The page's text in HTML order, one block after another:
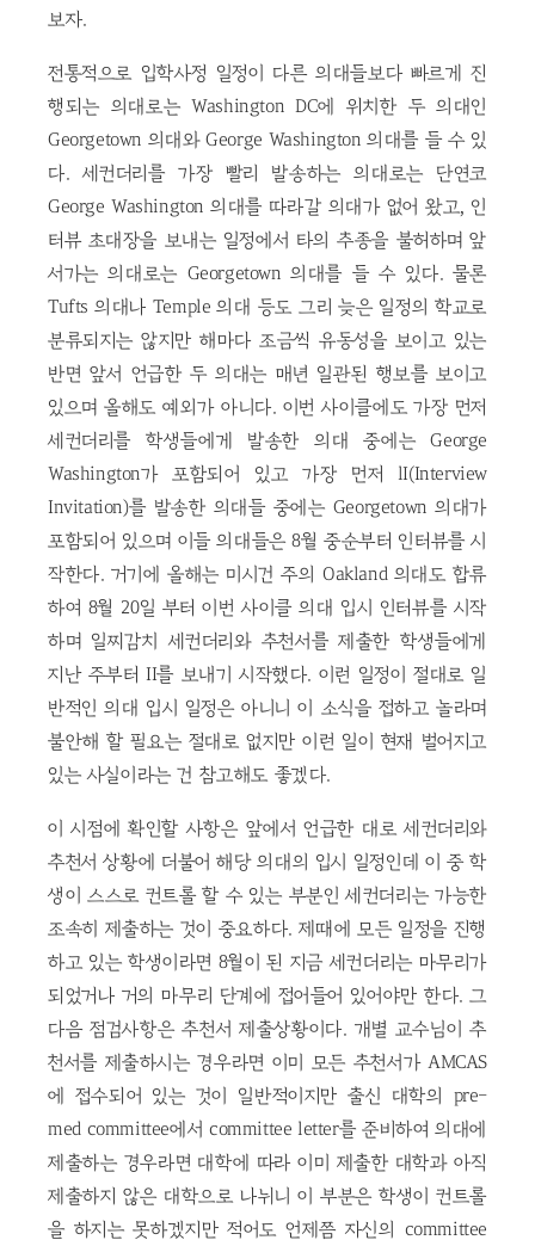
보자.
전통적으로 입학사정 일정이 다른 의대들보다 빠르게 진
행되는 의대로는 Washington DC에 위치한 두 의대인
Georgetown 의대와 George Washington 의대를 들 수 있
다. 세컨더리를 가장 빨리 발송하는 의대로는 단연코
George Washington 의대를 따라갈 의대가 없어 왔고, 인
터뷰 초대장을 보내는 일정에서 타의 추종을 불허하며 앞
서가는 의대로는 Georgetown 의대를 들 수 있다. 물론
Tufts 의대나 Temple 의대 등도 그리 늦은 일정의 학교로
분류되지는 않지만 해마다 조금씩 유동성을 보이고 있는
반면 앞서 언급한 두 의대는 매년 일관된 행보를 보이고
있으며 올해도 예외가 아니다. 이번 사이클에도 가장 먼저
세컨더리를 학생들에게 발송한 의대 중에는 George
Washington가 포함되어 있고 가장 먼저 lI(Interview
Invitation)를 발송한 의대들 중에는 Georgetown 의대가
포함되어 있으며 이들 의대들은 8월 중순부터 인터뷰를 시
작한다. 거기에 올해는 미시건 주의 Oakland 의대도 합류
하여 8월 20일 부터 이번 사이클 의대 입시 인터뷰를 시작
하며 일찌감치 세컨더리와 추천서를 제출한 학생들에게
지난 주부터 II를 보내기 시작했다. 이런 일정이 절대로 일
반적인 의대 입시 일정은 아니니 이 소식을 접하고 놀라며
불안해 할 필요는 절대로 없지만 이런 일이 현재 벌어지고
있는 사실이라는 건 참고해도 좋겠다.
이 시점에 확인할 사항은 앞에서 언급한 대로 세컨더리와
추천서 상황에 더불어 해당 의대의 입시 일정인데 이 중 학
생이 스스로 컨트롤 할 수 있는 부분인 세컨더리는 가능한
조속히 제출하는 것이 중요하다. 제때에 모든 일정을 진행
하고 있는 학생이라면 8월이 된 지금 세컨더리는 마무리가
되었거나 거의 마무리 단계에 접어들어 있어야만 한다. 그
다음 점검사항은 추천서 제출상황이다. 개별 교수님이 추
천서를 제출하시는 경우라면 이미 모든 추천서가 AMCAS
에 접수되어 있는 것이 일반적이지만 출신 대학의 pre-
med committee에서 committee letter를 준비하여 의대에
제출하는 경우라면 대학에 따라 이미 제출한 대학과 아직
제출하지 않은 대학으로 나뉘니 이 부분은 학생이 컨트롤
을 하지는 못하겠지만 적어도 언제쯤 자신의 committee